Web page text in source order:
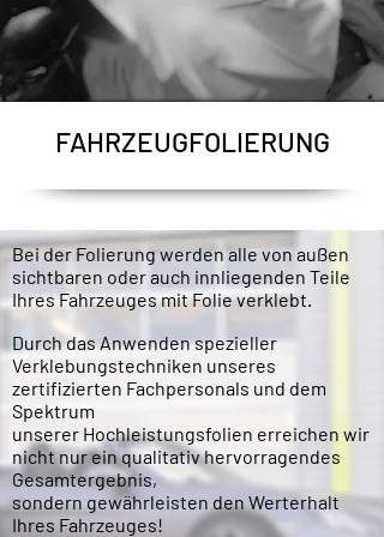
FAHRZEUGFOLIERUNG
Bei der Folierung werden alle von außen
sichtbaren oder auch innliegenden Teile
Ihres Fahrzeuges mit Folie verklebt.
Durch das Anwenden spezieller
Verklebungstechniken unseres
zertifizierten Fachpersonals und dem
Spektrum
unserer Hochleistungsfolien erreichen wir
nicht nur ein qualitativ hervorragendes
Gesamtergebnis,
sondern gewährleisten den Werterhalt
Ihres Fahrzeuges!